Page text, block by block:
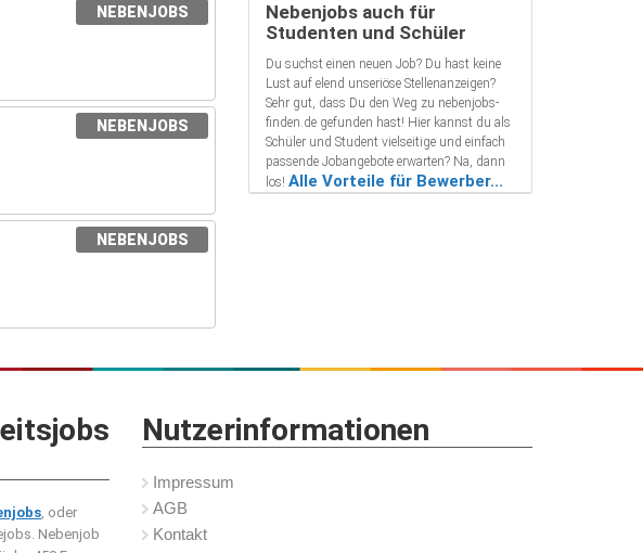
NEBENJOBS
NEBENJOBS
NEBENJOBS
Nebenjobs auch für
Studenten und Schüler
Du suchst einen neuen Job? Du hast keine
Lust auf elend unseriöse Stellenanzeigen?
Sehr gut, dass Du den Weg zu nebenjobs-
finden.de gefunden hast! Hier kannst du als
Schüler und Student vielseitige und einfach
passende Jobangebote erwarten? Na, dann
los! Alle Vorteile für Bewerber...
, oder
Nebenjob
Nutzerinformationen
Impressum
AGB
Kontakt